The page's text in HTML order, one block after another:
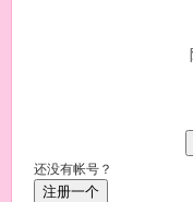
还没有帐号？
注册一个